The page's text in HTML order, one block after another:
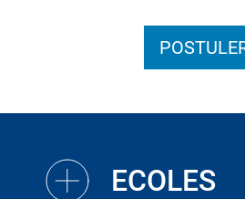
ECOLES